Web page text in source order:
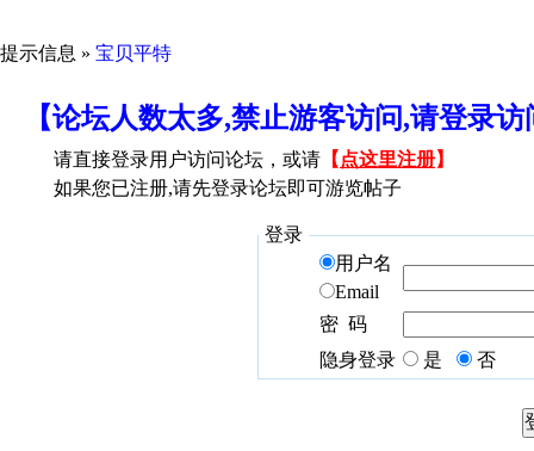
提示信息 » 宝贝平特
【论坛人数太多,禁止游客访问,请登录
请直接登录用户访问论坛，或请 【 点这里注册】
如果您已注册,请先登录论坛即可游览帖子
登录
用户名
Email
密 码
隐身登录
是 否